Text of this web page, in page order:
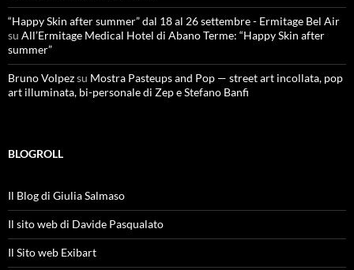
“Happy Skin after summer” dal 18 al 26 settembre - Ermitage Bel Air
su All’Ermitage Medical Hotel di Abano Terme: “Happy Skin after
summer”
Bruno Volpezsu Mostra Pasteups and Pop — street art incollata, pop
art illuminata, bi-personale di Zep e Stefano Banfi
BLOGROLL
Il Blog di Giulia Salmaso
Il sito web di Davide Pasqualato
Il Sito web Exibart